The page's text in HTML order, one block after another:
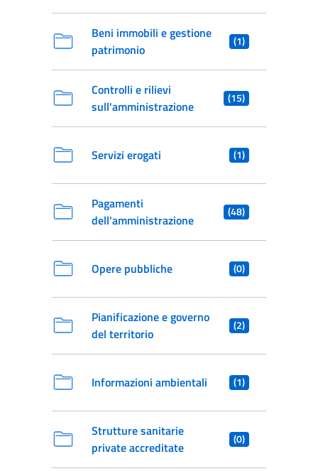
Beni immobili e gestione
patrimonio
(1)
Controlli e rilievi
sull'amministrazione
(15)
Servizi erogati (1)
Pagamenti
dell'amministrazione
(48)
Opere pubbliche (0)
Pianificazione e governo
del territorio
(2)
Informazioni ambientali (1)
Strutture sanitarie
private accreditate
(0)